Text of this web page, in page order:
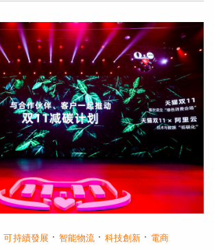
可持續發展 · 智能物流 · 科技創新 · 電商